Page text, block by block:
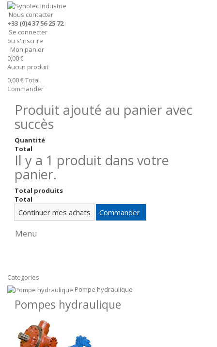
Nous contacter
+33 (0)4 37 56 25 72
Se connecter
ou s'inscrire
Mon panier
0,00 €
Aucun produit
0,00 €Total
Commander
Produit ajouté au panier avec
succès
Quantité
Total
Il y a 1 produit dans votre
panier.
Total produits
Total
Continuer mes achats Commander
Menu
Categories
Pompe hydraulique
Pompes hydraulique